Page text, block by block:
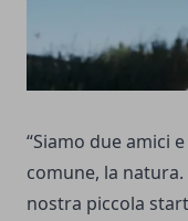
“Siamo due amici
comune, la
nostra piccola